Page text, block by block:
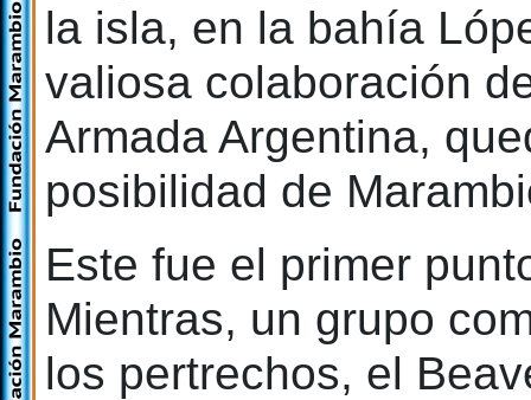
la isla, en la bahía
valiosa colaboración
Armada Argentina,
posibilidad de
Este fue el primer
Mientras, un grupo
los pertrechos, el